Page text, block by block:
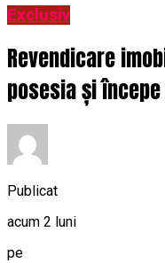
Exclusiv
Revendicare
posesia și
Publicat
acum 2 luni
pe